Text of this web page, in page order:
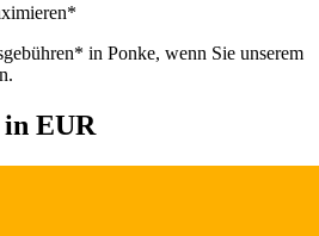
in Ponke, wenn Sie unserem
EUR